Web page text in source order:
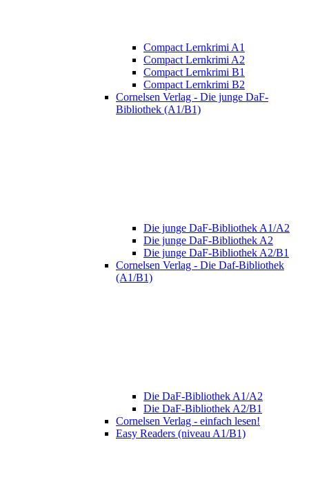
Compact Lernkrimi A1
Compact Lernkrimi A2
Compact Lernkrimi B1
Compact Lernkrimi B2
Cornelsen Verlag - Die junge DaF-
Bibliothek (A1/B1)
Die junge DaF-Bibliothek A1/A2
Die junge DaF-Bibliothek A2
Die junge DaF-Bibliothek A2/B1
Cornelsen Verlag - Die Daf-Bibliothek
(A1/B1)
Die DaF-Bibliothek A1/A2
Die DaF-Bibliothek A2/B1
Cornelsen Verlag - einfach lesen!
Easy Readers (niveau A1/B1)